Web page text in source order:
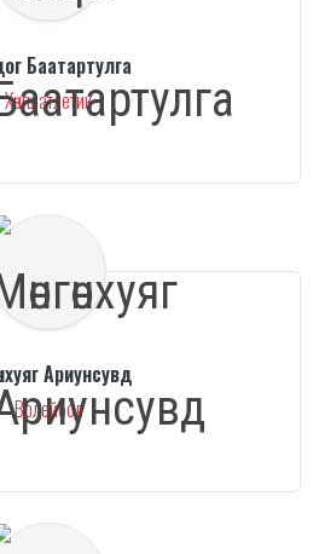
Баатартулга
Хөнгөн атлетик
Ариунсувд
Волейбол